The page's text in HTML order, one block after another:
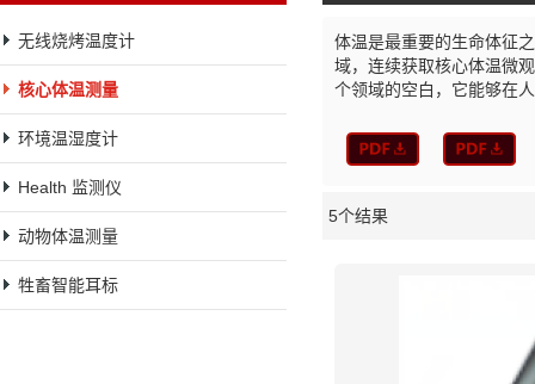
无线烧烤温度计
核心体温测量
环境温湿度计
Health 监测仪
动物体温测量
牲畜智能耳标
体温是最重要的生命体征
域，连续获取核心体温微
个领域的空白，它能够在
5个结果